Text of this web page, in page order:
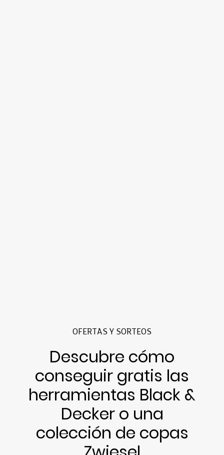
OFERTAS Y SORTEOS
Descubre cómo
conseguir gratis las
herramientas Black &
Decker o una
colección de copas